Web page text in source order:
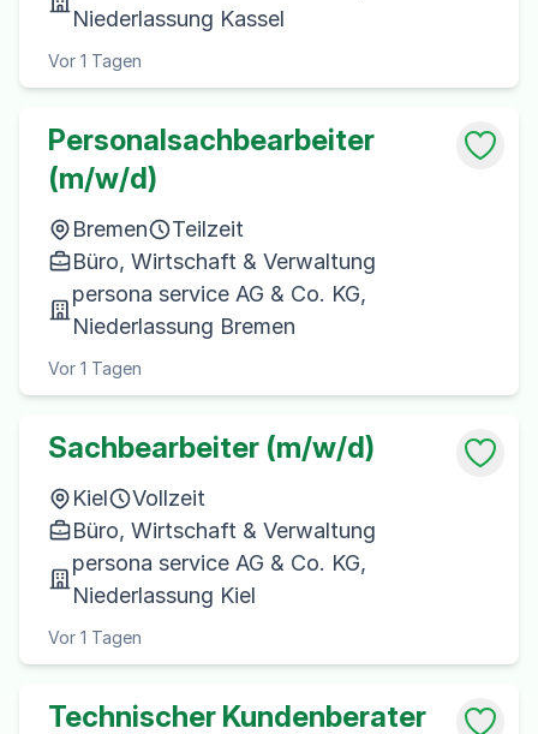
Niederlassung Kassel
Vor 1 Tagen
Personalsachbearbeiter
(m/w/d)
Bremen
Teilzeit
Büro, Wirtschaft & Verwaltung
persona service AG & Co. KG,
Niederlassung Bremen
Vor 1 Tagen
Sachbearbeiter (m/w/d)
Kiel
Vollzeit
Büro, Wirtschaft & Verwaltung
persona service AG & Co. KG,
Niederlassung Kiel
Vor 1 Tagen
Technischer Kundenberater